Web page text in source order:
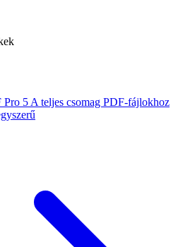
Pro 5 A teljes csomag PDF-fájlokhoz